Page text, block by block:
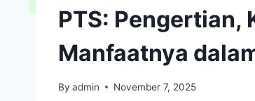
PTS: Pengertian,
Manfaatnya
By admin November 7, 2025